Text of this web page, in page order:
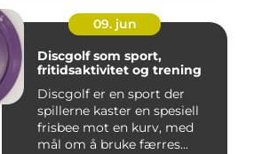
09. jun
Discgolf som sport,
fritidsaktivitet og trening
Discgolf er en sport der
spillerne kaster en spesiell
frisbee mot en kurv, med
mål om å bruke færres...